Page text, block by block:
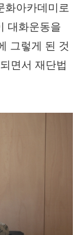
화아카데미로
대화운동을
그렇게 된 것
면서 재단법